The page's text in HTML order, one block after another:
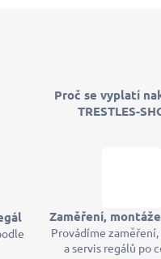
Proč se vyplatí
TRESTLES-
Zaměření,
Provádíme
a servis regálů po